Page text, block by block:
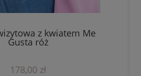
z kwiatem Me
Gusta róż
178,00 zł